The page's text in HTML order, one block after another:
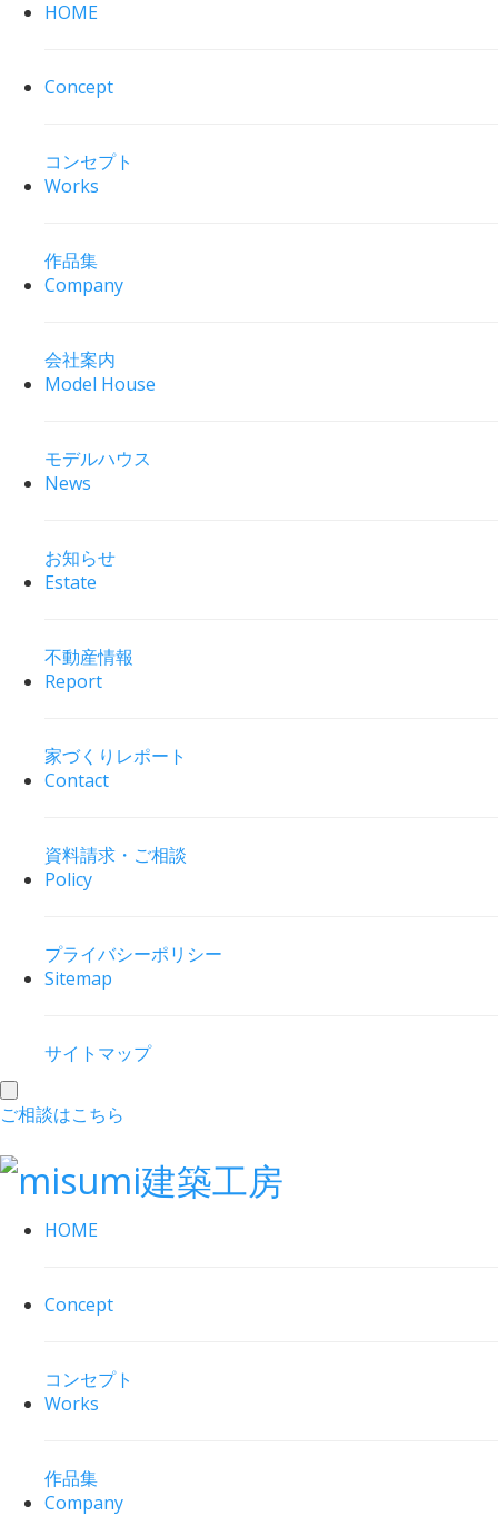
HOME
Concept
コンセプト
Works
作品集
Company
会社案内
Model House
モデルハウス
News
お知らせ
Estate
不動産情報
Report
家づくりレポート
Contact
資料請求・ご相談
Policy
プライバシーポリシー
Sitemap
サイトマップ
toggle
navigation
ご相談はこちら
HOME
Concept
コンセプト
Works
作品集
Company